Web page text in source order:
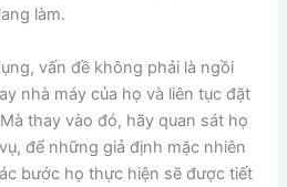
làm.
vấn đề không phải là ngồi
nhà máy của họ và liên tục đặt
thay vào đó, hãy quan sát họ
để những giả định mặc nhiên
bước họ thực hiện sẽ được tiết